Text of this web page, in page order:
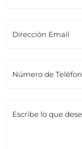
Dirección Email
Número de
Escribe lo que